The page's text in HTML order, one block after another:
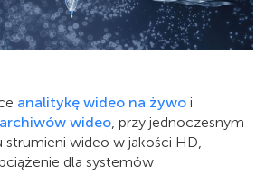
analitykę wideo na żywo i
wideo, przy jednoczesnym
strumieni wideo w jakości HD,
dla systemów